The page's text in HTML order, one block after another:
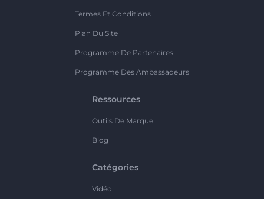
Termes Et Conditions
Plan Du Site
Programme De Partenaires
Programme Des Ambassadeurs
Ressources
Outils De Marque
Blog
Catégories
Vidéo